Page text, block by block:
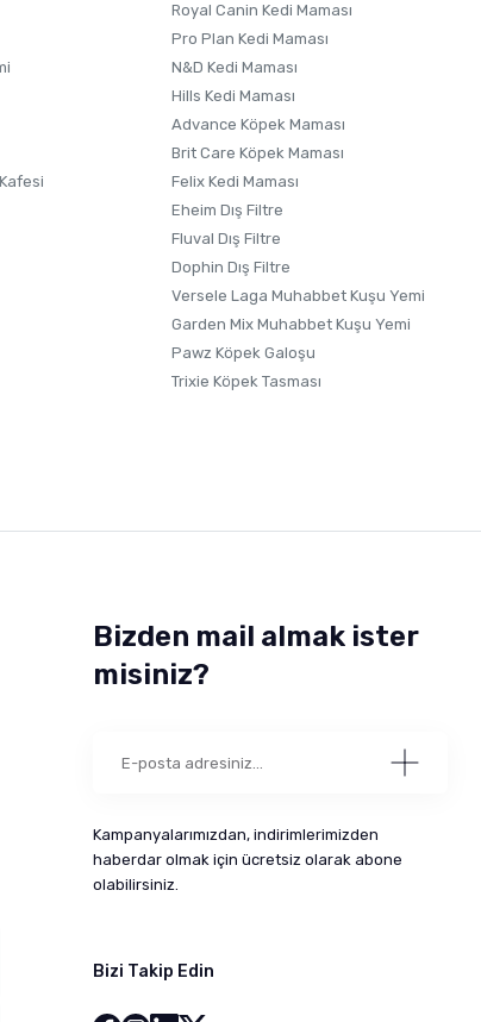
Royal Canin Kedi Maması
Pro Plan Kedi Maması
N&D Kedi Maması
Hills Kedi Maması
Advance Köpek Maması
Brit Care Köpek Maması
Felix Kedi Maması
Eheim Dış Filtre
Fluval Dış Filtre
Dophin Dış Filtre
Versele Laga Muhabbet Kuşu Yemi
Garden Mix Muhabbet Kuşu Yemi
Pawz Köpek Galoşu
Trixie Köpek Tasması
Bizden mail almak ister
misiniz?
Kampanyalarımızdan, indirimlerimizden
haberdar olmak için ücretsiz olarak abone
olabilirsiniz.
Bizi Takip Edin